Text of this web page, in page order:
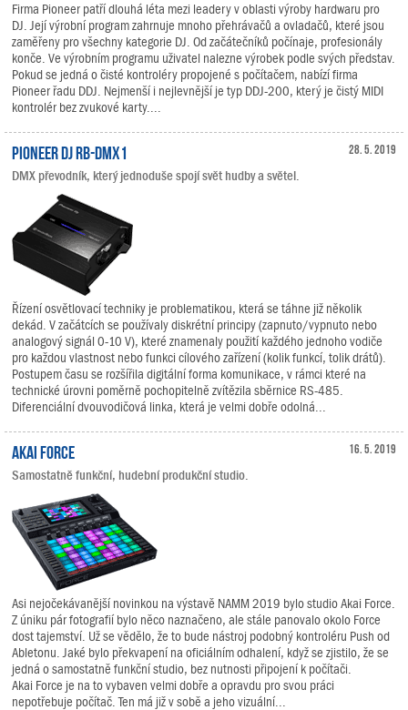
Firma Pioneer patří dlouhá léta mezi leadery v oblasti výroby hardwaru pro
DJ. Její výrobní program zahrnuje mnoho přehrávačů a ovladačů, které jsou
zaměřeny pro všechny kategorie DJ. Od začátečníků počínaje, profesionály
konče. Ve výrobním programu uživatel nalezne výrobek podle svých představ.
Pokud se jedná o čisté kontroléry propojené s počítačem, nabízí firma
Pioneer řadu DDJ. Nejmenší i nejlevnější je typ DDJ-200, který je čistý MIDI
kontrolér bez zvukové karty....
28. 5. 2019
Pioneer DJ RB-DMX1
DMX převodník, který jednoduše spojí svět hudby a světel.
Řízení osvětlovací techniky je problematikou, která se táhne již několik
dekád. V začátcích se používaly diskrétní principy (zapnuto/vypnuto nebo
analogový signál 0-10 V), které znamenaly použití každého jednoho vodiče
pro každou vlastnost nebo funkci cílového zařízení (kolik funkcí, tolik drátů).
Postupem času se rozšířila digitální forma komunikace, v rámci které na
technické úrovni poměrně pochopitelně zvítězila sběrnice RS-485.
Diferenciální dvouvodičová linka, která je velmi dobře odolná...
16. 5. 2019
Akai Force
Samostatně funkční, hudební produkční studio.
Asi nejočekávanější novinkou na výstavě NAMM 2019 bylo studio Akai Force.
Z úniku pár fotografií bylo něco naznačeno, ale stále panovalo okolo Force
dost tajemství. Už se vědělo, že to bude nástroj podobný kontroléru Push od
Abletonu. Jaké bylo překvapení na oficiálním odhalení, když se zjistilo, že se
jedná o samostatně funkční studio, bez nutnosti připojení k počítači.
Akai Force je na to vybaven velmi dobře a opravdu pro svou práci
nepotřebuje počítač. Ten má již v sobě a jeho vizuální...